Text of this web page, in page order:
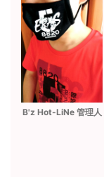
B'z Hot-LiNe 管理人